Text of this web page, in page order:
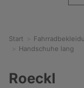
Start
Handschuhe lang
Roeckl